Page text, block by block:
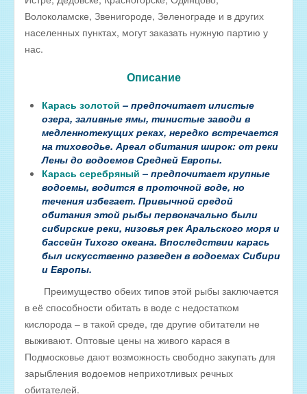
Оптовые цены на РЫБНУЮ ИКРУ
Оптовые цены на ЖИВУЮ РЫБУ
Оптовые цены на ФИЛЕ ИЗ РЫБЫ
Оптовые цены на СОЛЕНУЮ РЫБУ
Оптовые цены на КОПЧЁНУЮ РЫБУ
Скачать все прайсы в одном архиве
МЯСНАЯ ПРОДУКЦИЯ
ОБРАТНАЯ СВЯЗЬ
ИНТЕРНЕТ-МАГАЗИН
Волоколамске, Звенигороде, Зеленограде и в других
населенных пунктах, могут заказать нужную партию у
нас.
Описание
Карась золотой – предпочитает илистые
озера, заливные ямы, тинистые заводи в
медленнотекущих реках, нередко встречается
на тиховодье. Ареал обитания широк: от реки
Лены до водоемов Средней Европы.
Карась серебряный – предпочитает крупные
водоемы, водится в проточной воде, но
течения избегает. Привычной средой
обитания этой рыбы первоначально были
сибирские реки, низовья рек Аральского моря и
бассейн Тихого океана. Впоследствии карась
был искусственно разведен в водоемах Сибири
и Европы.
Преимущество обеих типов этой рыбы заключается
в её способности обитать в воде с недостатком
кислорода – в такой среде, где другие обитатели не
выживают. Оптовые цены на живого карася в
Подмосковье дают возможность свободно закупать для
зарыбления водоемов неприхотливых речных
обитателей.